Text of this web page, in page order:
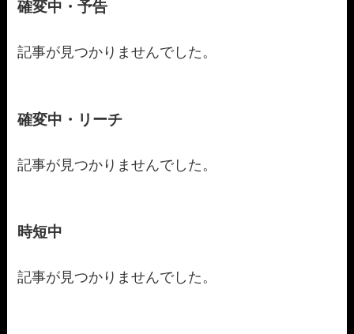
確変中・予告
記事が見つかりませんでした。
確変中・リーチ
記事が見つかりませんでした。
時短中
記事が見つかりませんでした。